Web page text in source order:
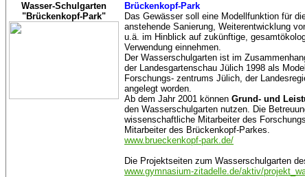
Wasser-Schulgarten
"Brückenkopf-Park"
Brückenkopf-Park
Das Gewässer soll eine Modellfunktion für
anstehende Sanierung, Weiterentwicklung
u.ä. im Hinblick auf zukünftige,
Verwendung einnehmen.
Der Wasserschulgarten ist im
der Landesgartenschau Jülich 1998 als
Forschungs- zentrums Jülich, der
angelegt worden.
Ab dem Jahr 2001 können Grund- und
den Wasserschulgarten nutzen. Die
wissenschaftliche Mitarbeiter des
Mitarbeiter des Brückenkopf-Parkes.
www.brueckenkopf-park.de/
Die Projektseiten zum Wasserschulgarten
www.gymnasium-zitadelle.de/aktiv/